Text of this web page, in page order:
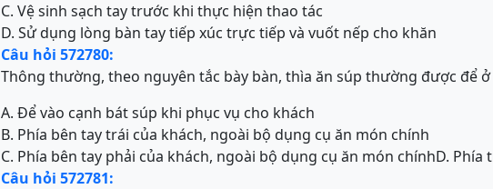
C. Vệ sinh sạch tay trước khi thực hiện thao tác
D. Sử dụng lòng bàn tay tiếp xúc trực tiếp và vuốt nếp cho khăn
Câu hỏi 572780:
Thông thường, theo nguyên tắc bày bàn, thìa ăn súp thường được để
A. Để vào cạnh bát súp khi phục vụ cho khách
B. Phía bên tay trái của khách, ngoài bộ dụng cụ ăn món chính
C. Phía bên tay phải của khách, ngoài bộ dụng cụ ăn món chínhD. Phía
Câu hỏi 572781: